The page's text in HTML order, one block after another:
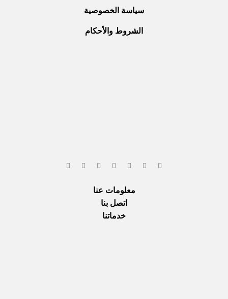
سياسة الخصوصية
الشروط والأحكام
معلومات عنا
اتصل بنا
خدماتنا